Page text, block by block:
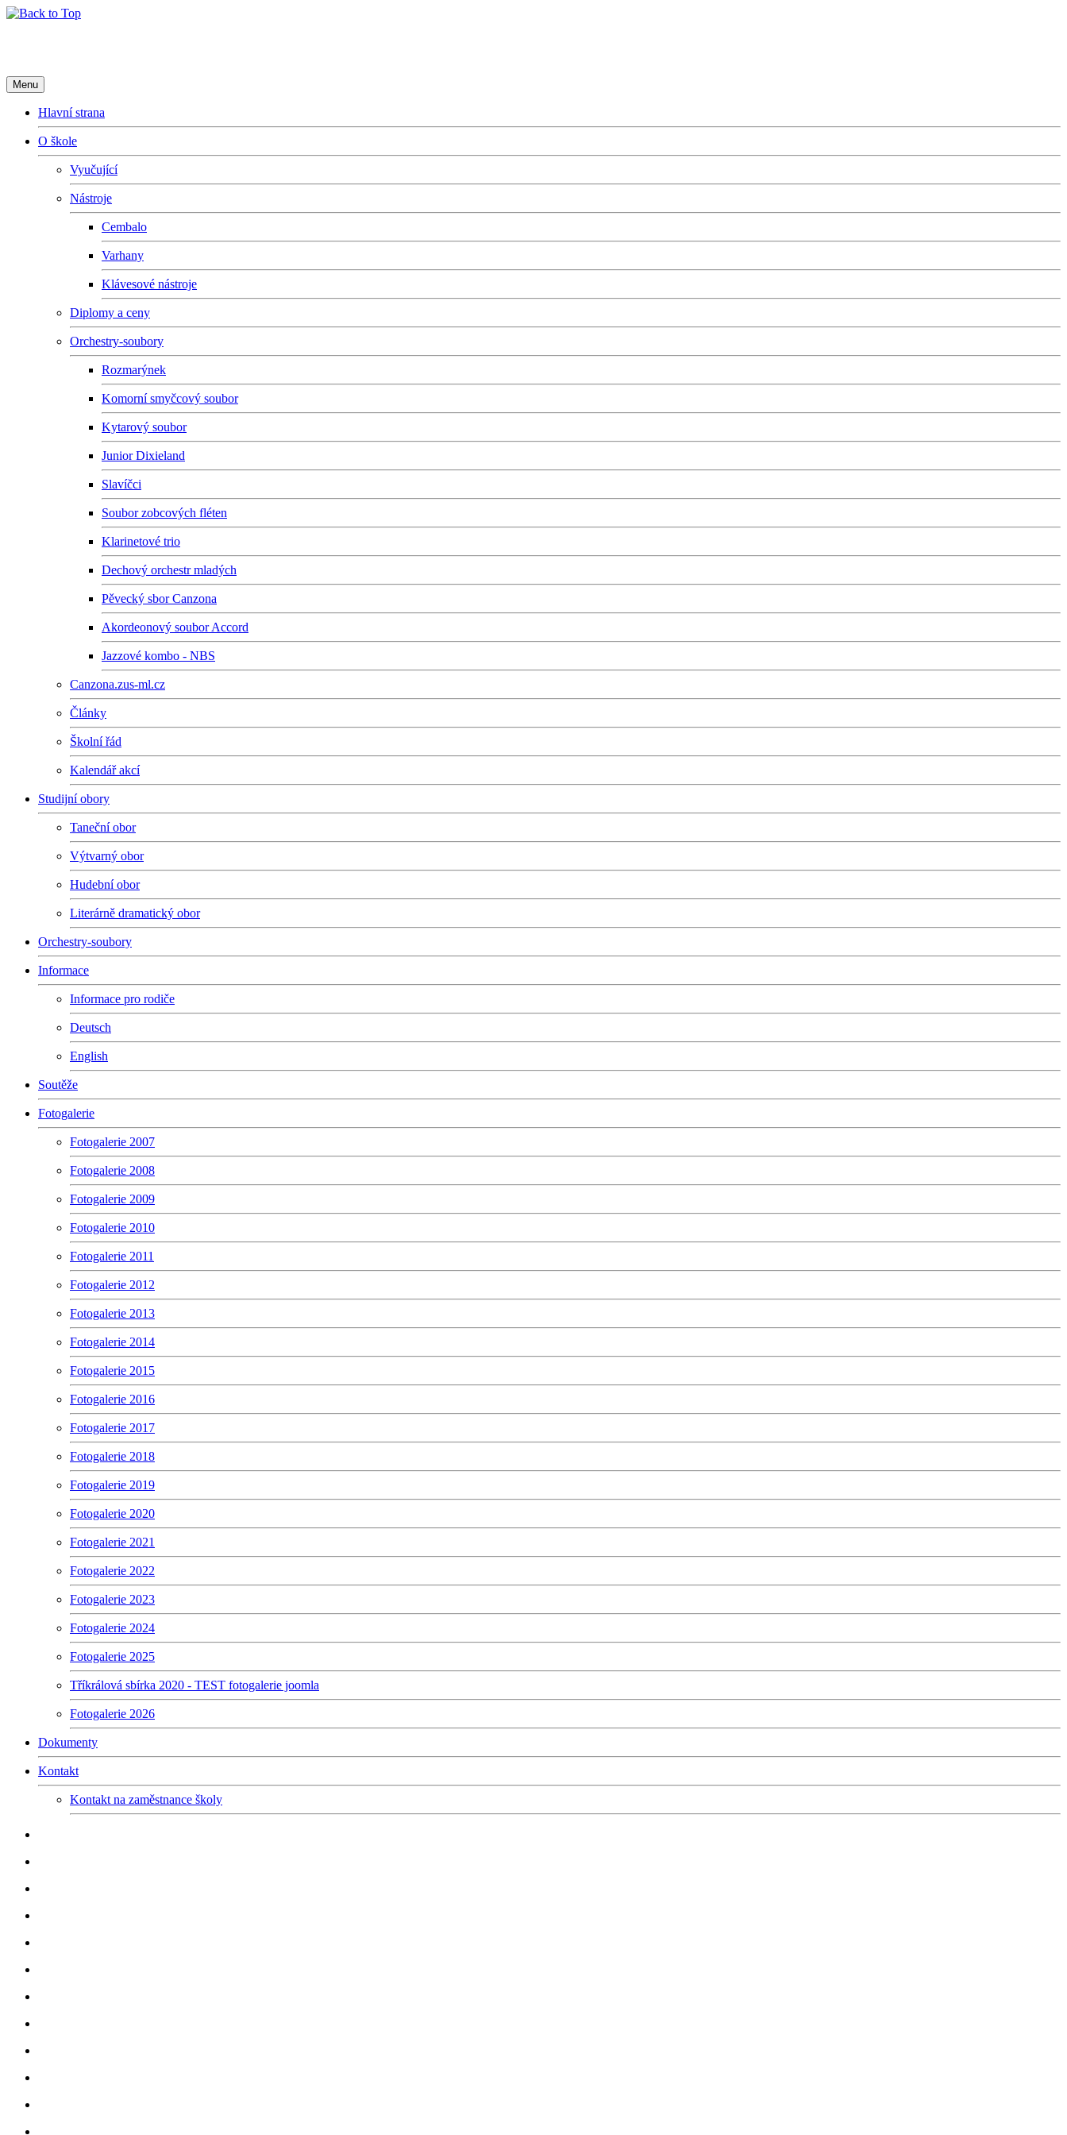
Menu
Hlavní strana
O škole
Vyučující
Nástroje
Cembalo
Varhany
Klávesové nástroje
Diplomy a ceny
Orchestry-soubory
Rozmarýnek
Komorní smyčcový soubor
Kytarový soubor
Junior Dixieland
Slavíčci
Soubor zobcových fléten
Klarinetové trio
Dechový orchestr mladých
Pěvecký sbor Canzona
Akordeonový soubor Accord
Jazzové kombo - NBS
Canzona.zus-ml.cz
Články
Školní řád
Kalendář akcí
Studijní obory
Taneční obor
Výtvarný obor
Hudební obor
Literárně dramatický obor
Orchestry-soubory
Informace
Informace pro rodiče
Deutsch
English
Soutěže
Fotogalerie
Fotogalerie 2007
Fotogalerie 2008
Fotogalerie 2009
Fotogalerie 2010
Fotogalerie 2011
Fotogalerie 2012
Fotogalerie 2013
Fotogalerie 2014
Fotogalerie 2015
Fotogalerie 2016
Fotogalerie 2017
Fotogalerie 2018
Fotogalerie 2019
Fotogalerie 2020
Fotogalerie 2021
Fotogalerie 2022
Fotogalerie 2023
Fotogalerie 2024
Fotogalerie 2025
Tříkrálová sbírka 2020 - TEST fotogalerie joomla
Fotogalerie 2026
Dokumenty
Kontakt
Kontakt na zaměstnance školy